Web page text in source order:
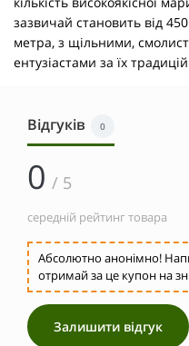
зазвичай становить від
метра, з щільними,
ентузіастами за їх
Відгуків 0
0 / 5
середній рейтинг товара
Абсолютно анонімно!
отримай за це купон на
Залишити відгук